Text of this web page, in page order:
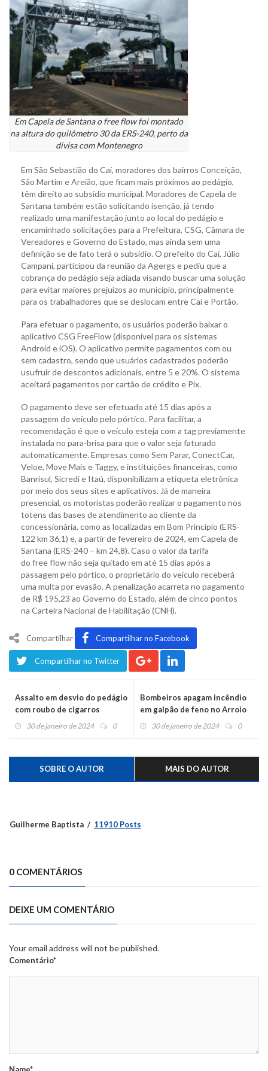
Em Capela de Santana o free flow foi montado
na altura do quilômetro 30 da ERS-240, perto da
divisa com Montenegro
Em São Sebastião do Caí, moradores dos bairros Conceição,
São Martim e Areião, que ficam mais próximos ao pedágio,
têm direito ao subsídio municipal. Moradores de Capela de
Santana também estão solicitando isenção, já tendo
realizado uma manifestação junto ao local do pedágio e
encaminhado solicitações para a Prefeitura, CSG, Câmara de
Vereadores e Governo do Estado, mas ainda sem uma
definição se de fato terá o subsídio. O prefeito do Caí, Júlio
Campani, participou da reunião da Agergs e pediu que a
cobrança do pedágio seja adiada visando buscar uma solução
para evitar maiores prejuízos ao município, principalmente
para os trabalhadores que se deslocam entre Caí e Portão.
Para efetuar o pagamento, os usuários poderão baixar o
aplicativo CSG FreeFlow (disponível para os sistemas
Android e iOS). O aplicativo permite pagamentos com ou
sem cadastro, sendo que usuários cadastrados poderão
usufruir de descontos adicionais, entre 5 e 20%. O sistema
aceitará pagamentos por cartão de crédito e Pix.
O pagamento deve ser efetuado até 15 dias após a
passagem do veículo pelo pórtico. Para facilitar, a
recomendação é que o veículo esteja com a tag previamente
instalada no para-brisa para que o valor seja faturado
automaticamente. Empresas como Sem Parar, ConectCar,
Veloe, Move Mais e Taggy, e instituições financeiras, como
Banrisul, Sicredi e Itaú, disponibilizam a etiqueta eletrônica
por meio dos seus sites e aplicativos. Já de maneira
presencial, os motoristas poderão realizar o pagamento nos
totens das bases de atendimento ao cliente da
concessionária, como as localizadas em Bom Princípio (ERS-
122 km 36,1) e, a partir de fevereiro de 2024, em Capela de
Santana (ERS-240 – km 24,8). Caso o valor da tarifa
do free flow não seja quitado em até 15 dias após a
passagem pelo pórtico, o proprietário do veículo receberá
uma multa por evasão. A penalização acarreta no pagamento
de R$ 195,23 ao Governo do Estado, além de cinco pontos
na Carteira Nacional de Habilitação (CNH).
Compartilhar Compartilhar no Facebook
Compartilhar no Twitter
Assalto em desvio do pedágio
com roubo de cigarros
30 de janeiro de 2024 0
Bombeiros apagam incêndio
em galpão de feno no Arroio
Bonito
30 de janeiro de 2024 0
SOBRE O AUTOR MAIS DO AUTOR
Guilherme Baptista 11910 Posts
0 COMENTÁRIOS
DEIXE UM COMENTÁRIO
Your email address will not be published.
Comentário*
Name*